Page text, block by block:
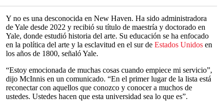
Y no es una desconocida en New Haven. Ha sido administradora
de Yale desde 2022 y recibió su título de maestría y doctorado en
Yale, donde estudió historia del arte. Su educación se ha enfocado
en la política del arte y la esclavitud en el sur de Estados Unidos en
los años de 1800, señaló Yale.
“Estoy emocionada de muchas cosas cuando empiece mi servicio”,
dijo McInnis en un comunicado. “En el primer lugar de la lista está
reconectar con aquellos que conozco y conocer a muchos de
ustedes. Ustedes hacen que esta universidad sea lo que es”.